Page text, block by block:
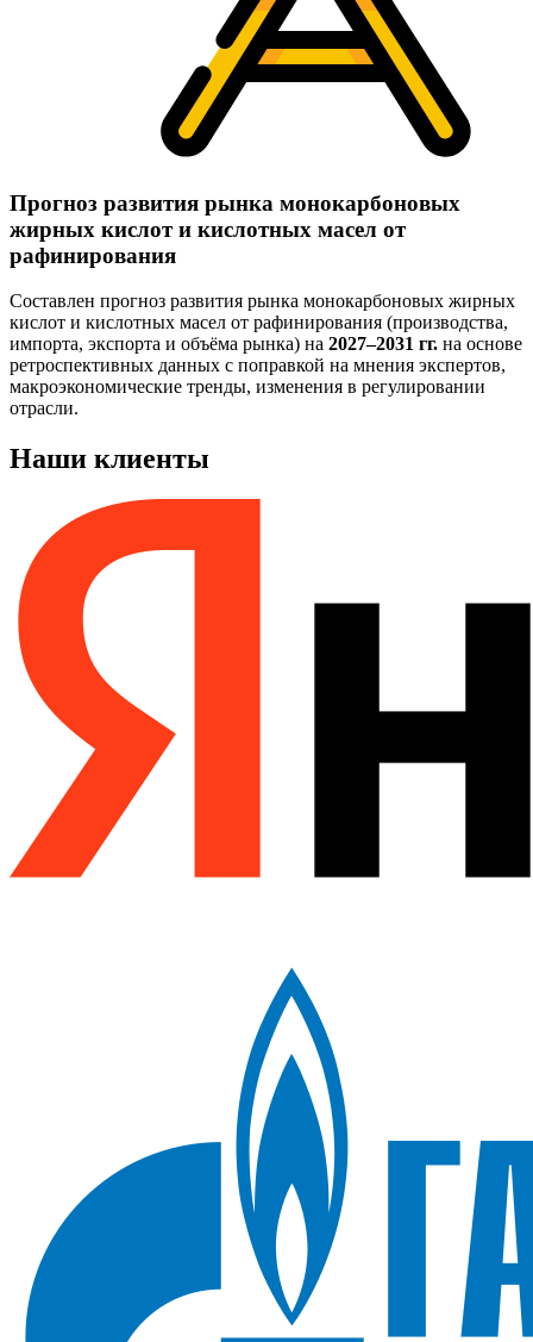
Прогноз развития рынка монокарбоновых
жирных кислот и кислотных масел от
рафинирования
Составлен прогноз развития рынка монокарбоновых жирных
кислот и кислотных масел от рафинирования (производства,
импорта, экспорта и объёма рынка) на 2027–2031 гг. на основе
ретроспективных данных с поправкой на мнения экспертов,
макроэкономические тренды, изменения в регулировании
отрасли.
Наши клиенты